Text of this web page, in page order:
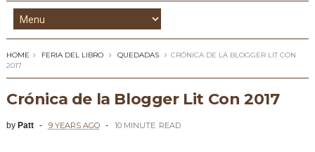
HOME FERIA DEL LIBRO QUEDADAS
CRÓNICA DE LA BLOGGER LIT CON
2017
Crónica de la Blogger Lit Con 2017
by Patt 9 YEARS AGO 10 MINUTE READ